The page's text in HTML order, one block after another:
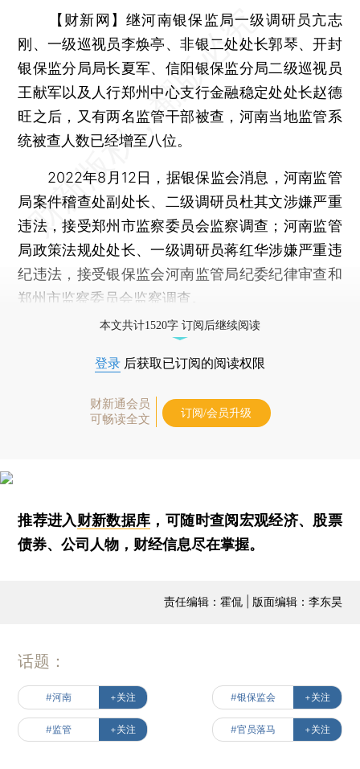
【财新网】继河南银保监局一级调研员亢志
刚、一级巡视员李焕亭、非银二处处长郭琴、开封
银保监分局局长夏军、信阳银保监分局二级巡视员
王献军以及人行郑州中心支行金融稳定处处长赵德
旺之后，又有两名监管干部被查，河南当地监管系
统被查人数已经增至八位。
2022年8月12日，据银保监会消息，河南监管
局案件稽查处副处长、二级调研员杜其文涉嫌严重
违法，接受郑州市监察委员会监察调查；河南监管
局政策法规处处长、一级调研员蒋红华涉嫌严重违
纪违法，接受银保监会河南监管局纪委纪律审查和
郑州市监察委员会监察调查。
本文共计1520字 订阅后继续阅读
登录 后获取已订阅的阅读权限
财新通会员
可畅读全文
订阅/会员升级
推荐进入财新数据库 ，可随时查阅宏观经济、股票
债券、公司人物，财经信息尽在掌握。
责任编辑：霍侃 | 版面编辑：李东昊
话题：
#河南 +关注 #银保监会 +关注
#监管 +关注 #官员落马 +关注